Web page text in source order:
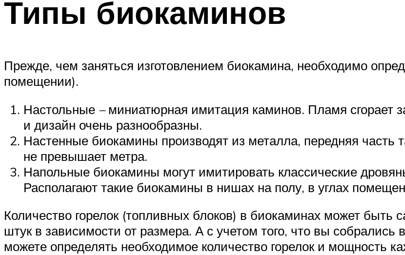
Типы биокаминов
Прежде, чем заняться изготовлением биокамина, необходимо
помещении).
Настольные –миниатюрная имитация каминов. Пламя сгорает
и дизайн очень разнообразны.
Настенные биокамины производят из металла, передняя
не превышает метра.
Напольные биокамины могут имитировать классические
Располагают такие биокамины в нишах на полу, в углах
Количество горелок (топливных блоков) в биокаминах может быть
штук в зависимости от размера. А с учетом того, что вы
можете определять необходимое количество горелок и мощность